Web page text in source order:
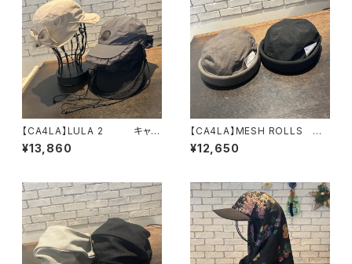
【CA4LA】LULA 2 キャッ
プ SHK01316
¥13,860
【CA4LA】MESH ROLLS
フィッシャーマン ロールキャ
ップ MIU00022
¥12,650